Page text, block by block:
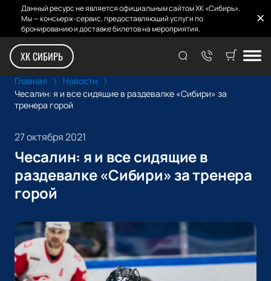
Данный ресурс не является официальным сайтом ХК «Сибирь».
Мы — консьерж-сервис, предоставляющий услуги по
бронированию и доставке билетов на мероприятия.
ХК СИБИРЬ
Главная
Новости
Чесалин: я и все сидящие в раздевалке «Сибири» за
тренера горой
27 октября 2021
Чесалин: я и все сидящие в
раздевалке «Сибири» за тренера
горой